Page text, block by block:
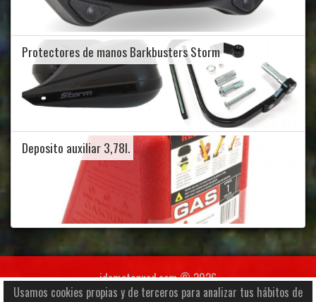
Protectores de manos Barkbusters Storm
Deposito auxiliar 3,78l.
jdamotoquad.com © 2026
Av. Santa Coloma 38, Local 1, AD500 Andorra
Usamos cookies propias y de terceros para analizar tus hábitos de